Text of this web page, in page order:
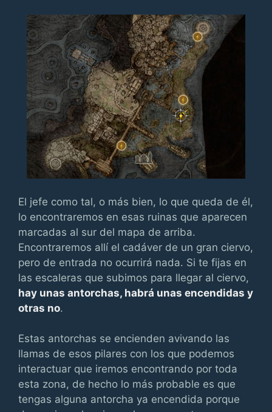
El jefe como tal, o más bien, lo que queda de él,
lo encontraremos en esas ruinas que aparecen
marcadas al sur del mapa de arriba.
Encontraremos allí el cadáver de un gran ciervo,
pero de entrada no ocurrirá nada. Si te fijas en
las escaleras que subimos para llegar al ciervo,
hay unas antorchas, habrá unas encendidas y
otras no.
Estas antorchas se encienden avivando las
llamas de esos pilares con los que podemos
interactuar que iremos encontrando por toda
esta zona, de hecho lo más probable es que
tengas alguna antorcha ya encendida porque